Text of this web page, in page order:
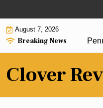
to
contentAugust 7, 2026
Breaking News
dengan Alur Cerita
Clover